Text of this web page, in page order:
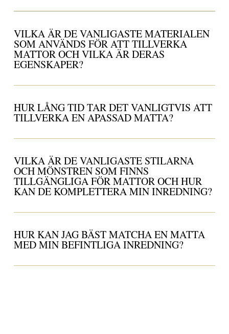
VILKA ÄR DE VANLIGASTE MATERIALEN
SOM ANVÄNDS FÖR ATT TILLVERKA
MATTOR OCH VILKA ÄR DERAS
EGENSKAPER?
HUR LÅNG TID TAR DET VANLIGTVIS ATT
TILLVERKA EN APASSAD MATTA?
VILKA ÄR DE VANLIGASTE STILARNA
OCH MÖNSTREN SOM FINNS
TILLGÄNGLIGA FÖR MATTOR OCH HUR
KAN DE KOMPLETTERA MIN INREDNING?
HUR KAN JAG BÄST MATCHA EN MATTA
MED MIN BEFINTLIGA INREDNING?